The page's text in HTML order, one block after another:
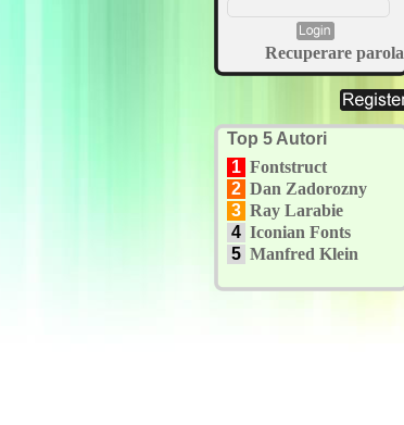
Recuperare parola
Top 5 Autori
1 Fontstruct
2 Dan Zadorozny
3 Ray Larabie
4 Iconian Fonts
5 Manfred Klein